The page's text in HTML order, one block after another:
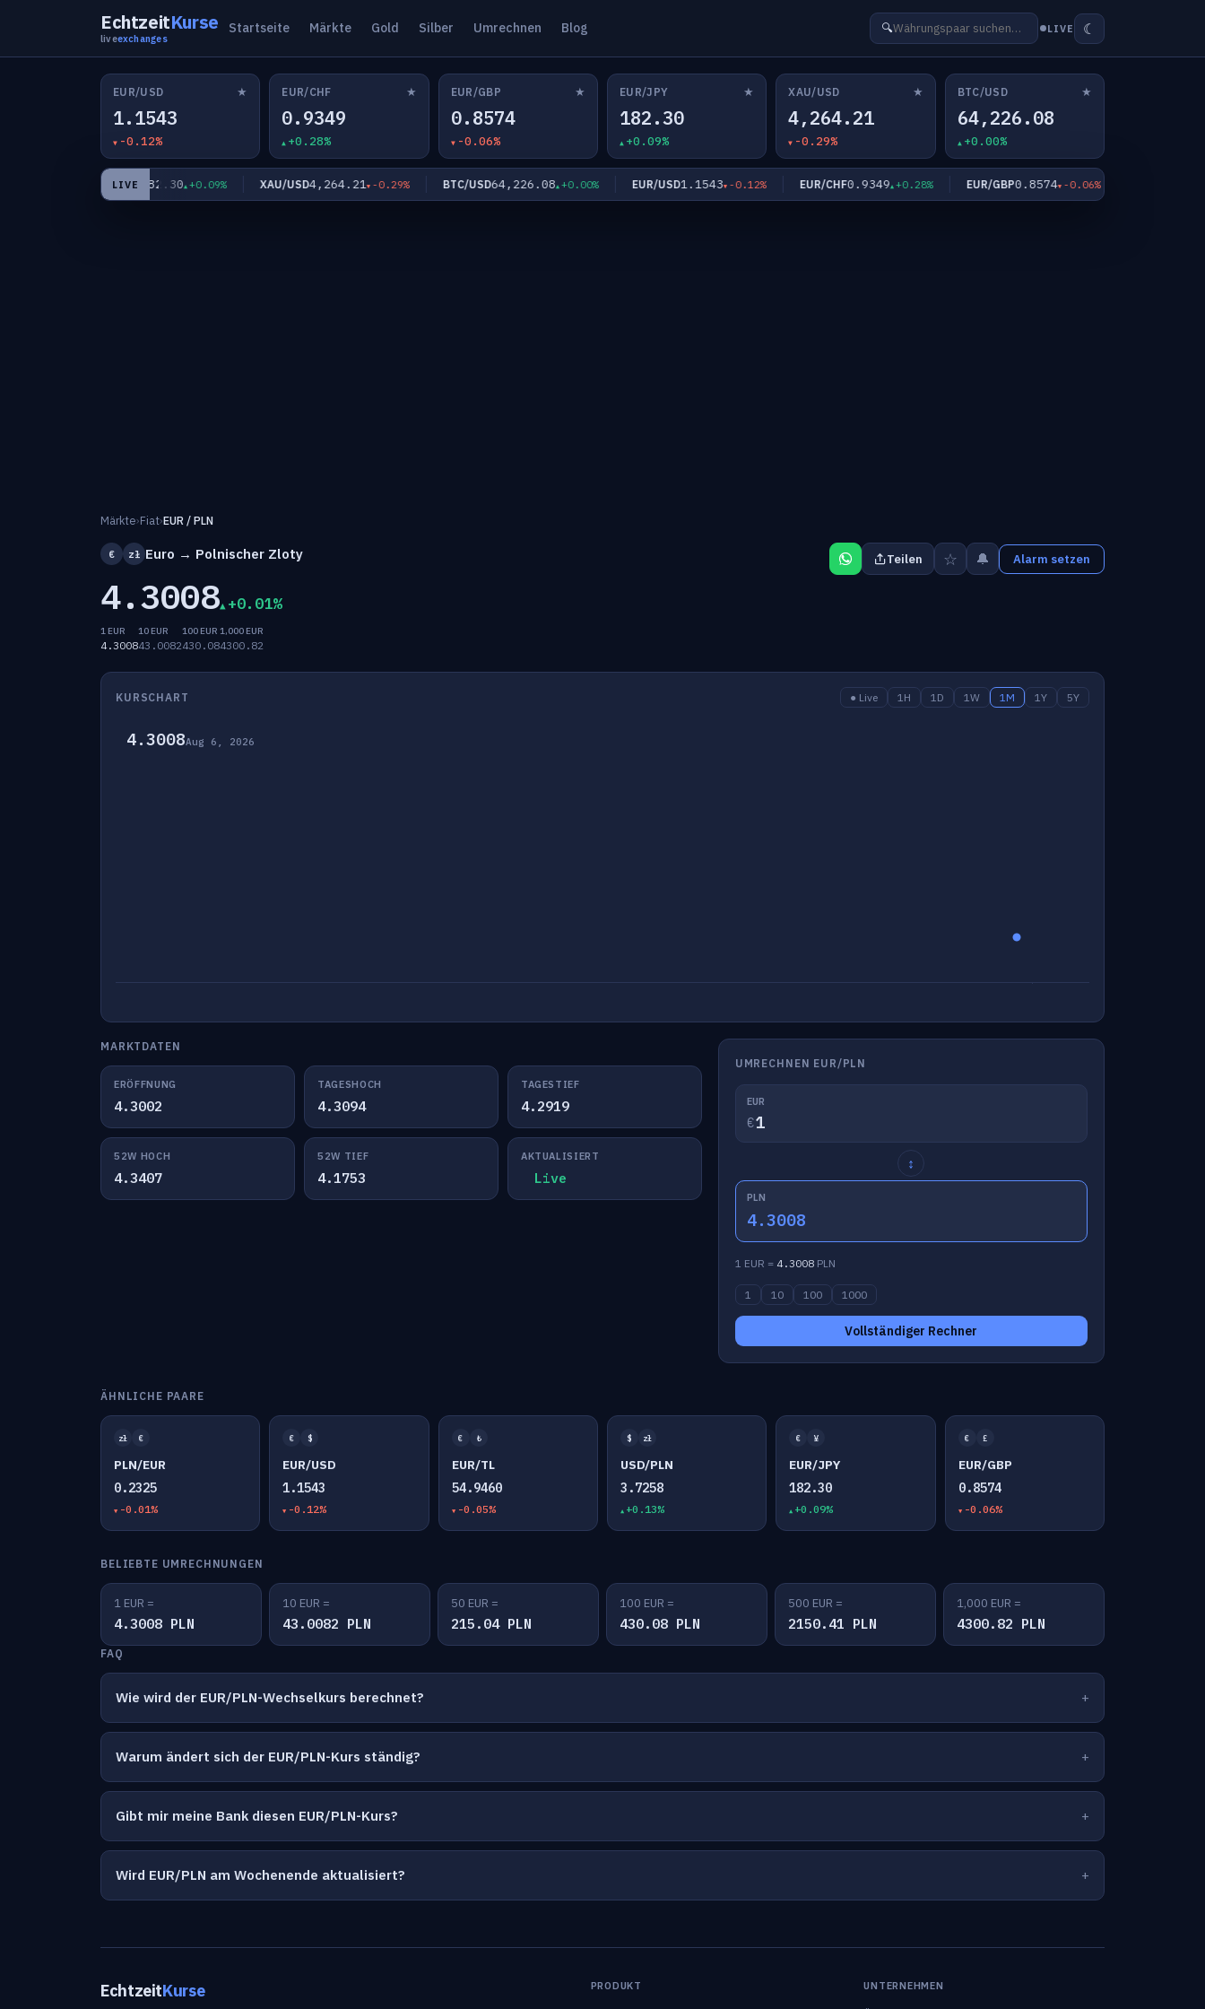
EchtzeitKurse
liveexchanges
Startseite Märkte Gold Silber Umrechnen Blog 🔍 LIVE ☾
EUR/USD ★
1.1543
-0.12%
EUR/CHF ★
0.9349
+0.28%
EUR/GBP ★
0.8574
-0.06%
EUR/JPY ★
182.30
+0.09%
XAU/USD ★
4,264.21
-0.29%
BTC/USD ★
64,226.08
+0.00%
LIVE
EUR/JPY182.30 +0.09% XAU/USD4,264.21 -0.29% BTC/USD64,226.08 +0.00% EUR/USD1.1543 -0.12% EUR/CHF0.9349 +0.28% EUR/GBP0.8574 -0.06%
Märkte›Fiat›EUR / PLN
€ zł Euro → Polnischer Zloty
4.3008 +0.01%
1 EUR
4.3008
10 EUR
43.0082
100 EUR
430.08
1,000 EUR
4300.82
Teilen ☆ 🔔 Alarm setzen
KURSCHART ● Live 1H 1D 1W 1M 1Y 5Y
4.3008Aug 6, 2026
MARKTDATEN
ERÖFFNUNG
4.3002
TAGESHOCH
4.3094
TAGESTIEF
4.2919
52W HOCH
4.3407
52W TIEF
4.1753
AKTUALISIERT
Live
UMRECHNEN EUR/PLN
EUR
€
↕
PLN
4.3008
1 EUR = 4.3008PLN
1 10 100 1000
Vollständiger Rechner
ÄHNLICHE PAARE
zł €
PLN/EUR
0.2325
-0.01%
€ $
EUR/USD
1.1543
-0.12%
€ ₺
EUR/TL
54.9460
-0.05%
$ zł
USD/PLN
3.7258
+0.13%
€ ¥
EUR/JPY
182.30
+0.09%
€ £
EUR/GBP
0.8574
-0.06%
BELIEBTE UMRECHNUNGEN
1 EUR =
4.3008 PLN
10 EUR =
43.0082 PLN
50 EUR =
215.04 PLN
100 EUR =
430.08 PLN
500 EUR =
2150.41 PLN
1,000 EUR =
4300.82 PLN
FAQ
Wie wird der EUR/PLN-Wechselkurs berechnet?
Warum ändert sich der EUR/PLN-Kurs ständig?
Gibt mir meine Bank diesen EUR/PLN-Kurs?
Wird EUR/PLN am Wochenende aktualisiert?
EchtzeitKurse PRODUKT UNTERNEHMEN